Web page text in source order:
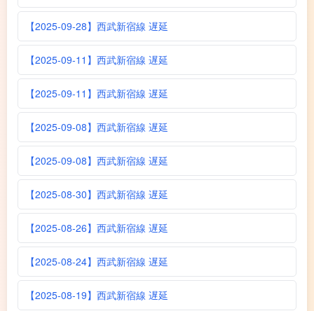
【2025-09-28】西武新宿線 遅延
【2025-09-11】西武新宿線 遅延
【2025-09-11】西武新宿線 遅延
【2025-09-08】西武新宿線 遅延
【2025-09-08】西武新宿線 遅延
【2025-08-30】西武新宿線 遅延
【2025-08-26】西武新宿線 遅延
【2025-08-24】西武新宿線 遅延
【2025-08-19】西武新宿線 遅延